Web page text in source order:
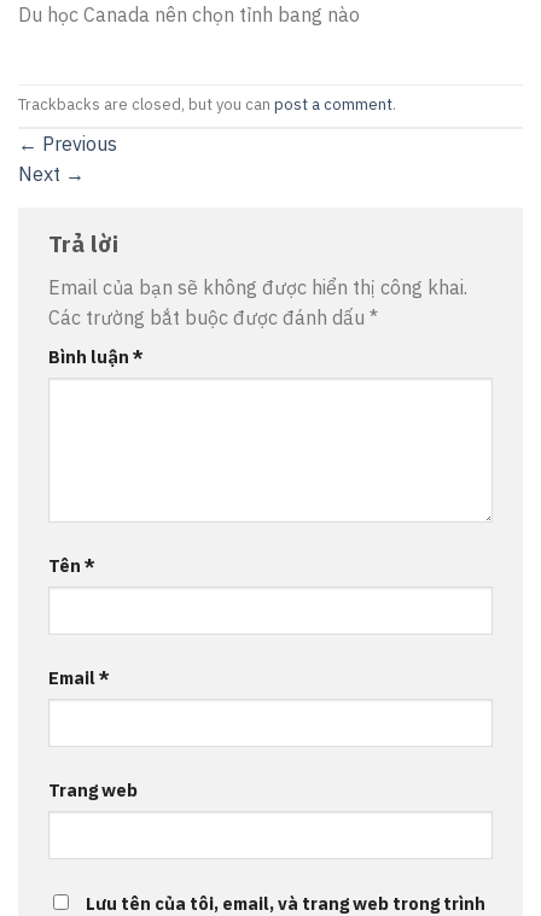
Du học Canada nên chọn tỉnh bang nào
Trackbacks are closed, but you can post a comment.
← Previous
Next →
Trả lời
Email của bạn sẽ không được hiển thị công khai.
Các trường bắt buộc được đánh dấu *
Bình luận *
Tên *
Email*
Trang web
Lưu tên của tôi, email, và trang web trong trình